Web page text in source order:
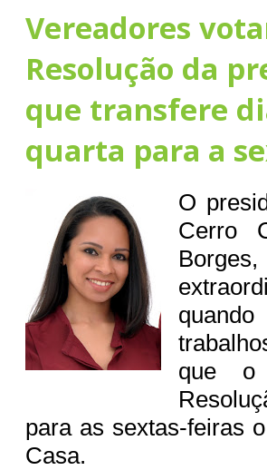
Vereadores
Resolução da
que transfere
quarta para a
O
Cerro
que o
para as sextas-feiras
Casa.